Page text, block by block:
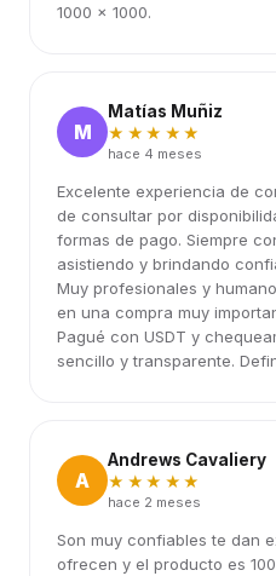
1000 x 1000.
M
Matías Muñiz
★★★★★
hace 4 meses
Excelente experiencia de
de consultar por
formas de pago. Siempre
asistiendo y brindando
Muy profesionales y
en una compra muy
Pagué con USDT y
sencillo y transparente.
A
Andrews Cavaliery
★★★★★
hace 2 meses
Son muy confiables te dan
ofrecen y el producto es